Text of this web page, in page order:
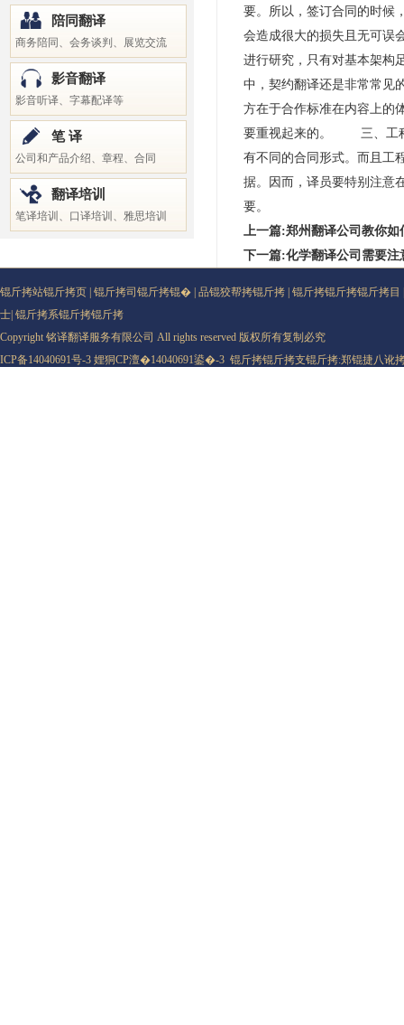
陪同翻译
商务陪同、会务谈判、展览交流
影音翻译
影音听译、字幕配译等
笔 译
公司和产品介绍、章程、合同
翻译培训
笔译培训、口译培训、雅思培训
要。所以，签订合同的时候
会造成很大的损失且无可误
进行研究，只有对基本架
中，契约翻译还是非常常见
方在于合作标准在内容上的
要重视起来的。 三、工
有不同的合同形式。而且工
据。因而，译员要特别注意
要。
上一篇:郑州翻译公司教你如
下一篇:化学翻译公司需要注
锟斤拷站锟斤拷页 锟斤拷司锟斤拷锟� 品锟狡帮拷锟斤拷 锟斤拷锟斤拷锟斤拷目
士 锟斤拷系锟斤拷锟斤拷
Copyright 铭译翻译服务有限公司 All rights reserved 版权所有复制必究
ICP备14040691号-3 娌狪CP澶�14040691鍙�-3 锟斤拷锟斤拷支锟斤拷:郑锟捷八讹